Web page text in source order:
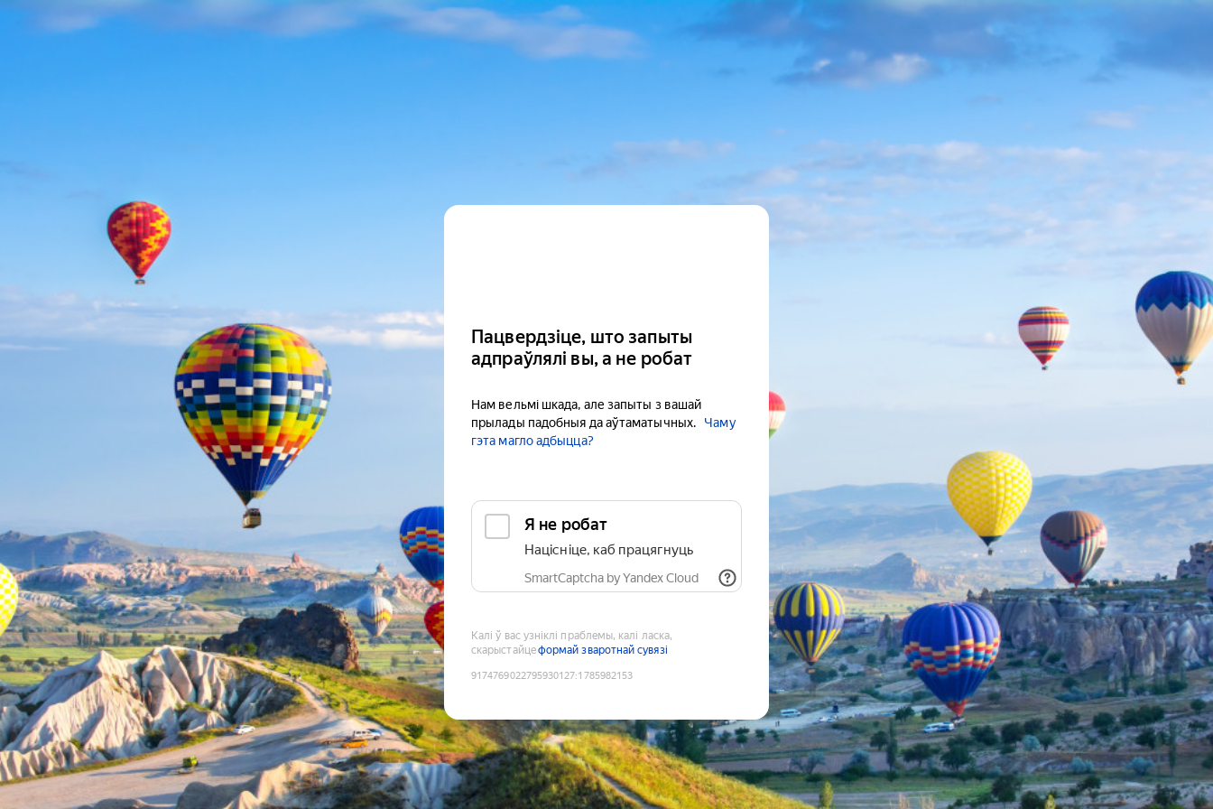
Пацвердзіце, што запыты
адпраўлялі вы, а не робат
Нам вельмі шкада, але запыты з вашай
прылады падобныя да аўтаматычных.
Чаму
гэта магло адбыцца?
Я не робат
Націсніце, каб працягнуць
SmartCaptcha by Yandex Cloud
Калі ў вас узніклі праблемы, калі ласка,
скарыстайцеформай зваротнай сувязі
9174769022795930127:1785982153